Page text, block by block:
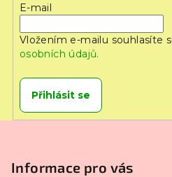
E-mail
Vložením e-mailu souhlasíte s
osobních údajů.
Přihlásit se
Informace pro vás